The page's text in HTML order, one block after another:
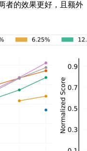
者的效果更好，且额外